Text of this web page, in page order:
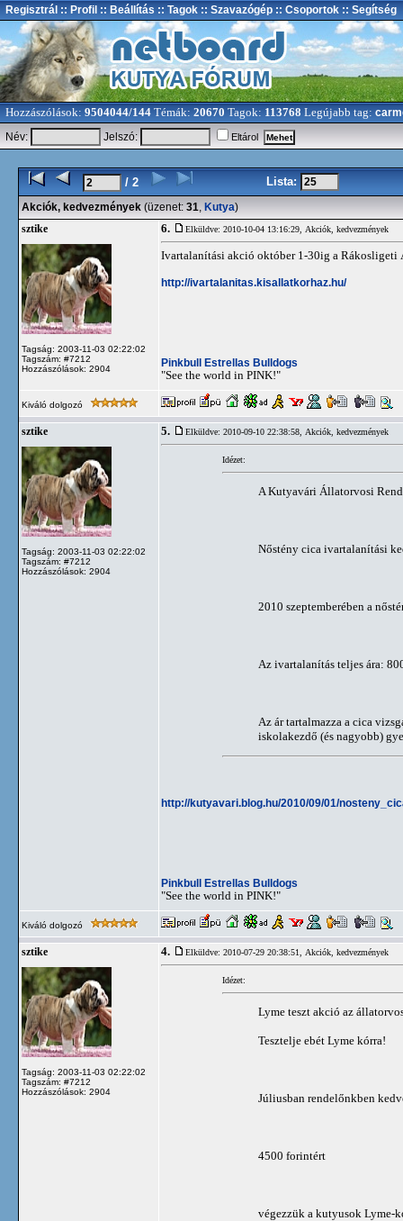
Regisztrál :: Profil :: Beállítás :: Tagok :: Szavazógép :: Csoportok :: Segítség
Hozzászólások: 9504044/144 Témák: 20670 Tagok: 113768 Legújabb tag:
Név:
Jelszó: Eltárol
/ 2 Lista:
Akciók, kedvezmények (üzenet: 31, Kutya)
sztike
Tagság: 2003-11-03 02:22:02
Tagszám: #7212
Hozzászólások: 2904
6. Elküldve: 2010-10-04 13:16:29, Akciók, kedvezmények
Ivartalanítási akció október 1-30ig a Rákosligeti
http://ivartalanitas.kisallatkorhaz.hu/
Pinkbull Estrellas Bulldogs
"See the world in PINK!"
Kiváló dolgozó
sztike
Tagság: 2003-11-03 02:22:02
Tagszám: #7212
Hozzászólások: 2904
5. Elküldve: 2010-09-10 22:38:58, Akciók, kedvezmények
Idézet:
A Kutyavári Állatorvosi
Nőstény cica ivartalanítási
2010 szeptemberében a
Az ivartalanítás teljes ára:
Az ár tartalmazza a cica
iskolakezdő (és nagyobb)
http://kutyavari.blog.hu/2010/09/01/
Pinkbull Estrellas Bulldogs
"See the world in PINK!"
Kiváló dolgozó
sztike
Tagság: 2003-11-03 02:22:02
Tagszám: #7212
Hozzászólások: 2904
4. Elküldve: 2010-07-29 20:38:51, Akciók, kedvezmények
Idézet:
Lyme teszt akció az
Tesztelje ebét Lyme kórra!
Júliusban rendelőnkben
4500 forintért
végezzük a kutyusok Lyme-